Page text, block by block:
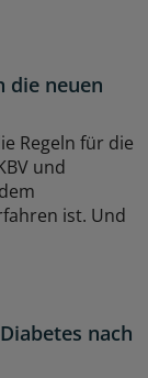
die neuen
Regeln für die
und
ist. Und
nach